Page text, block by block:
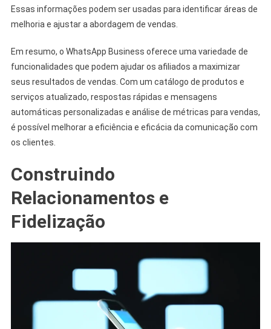
Essas informações podem ser usadas para identificar áreas de
melhoria e ajustar a abordagem de vendas.
Em resumo, o WhatsApp Business oferece uma variedade de
funcionalidades que podem ajudar os afiliados a maximizar
seus resultados de vendas. Com um catálogo de produtos e
serviços atualizado, respostas rápidas e mensagens
automáticas personalizadas e análise de métricas para vendas,
é possível melhorar a eficiência e eficácia da comunicação com
os clientes.
Construindo
Relacionamentos e
Fidelização